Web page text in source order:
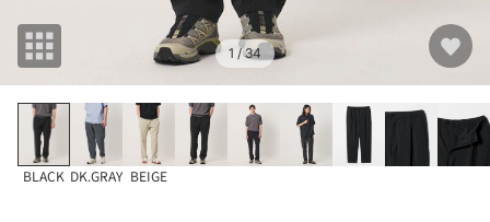
1 / 34
BLACK DK.GRAY BEIGE